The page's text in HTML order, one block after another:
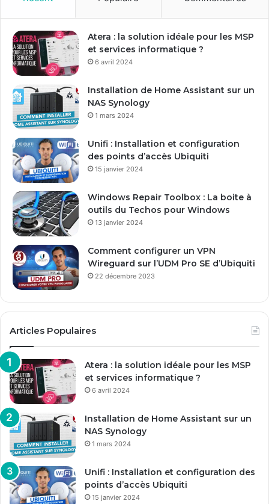
r
e
a
d
s
e
m
a
Atera : la solution idéale pour les MSP
et services informatique ?
6 avril 2024
Installation de Home Assistant sur un
NAS Synology
1 mars 2024
Unifi : Installation et configuration
des points d’accès Ubiquiti
15 janvier 2024
Windows Repair Toolbox : La boite à
outils du Techos pour Windows
13 janvier 2024
Comment configurer un VPN
Wireguard sur l’UDM Pro SE d’Ubiquiti
22 décembre 2023
Articles Populaires
Atera : la solution idéale pour les MSP
et services informatique ?
6 avril 2024
Installation de Home Assistant sur un
NAS Synology
1 mars 2024
Unifi : Installation et configuration des
points d’accès Ubiquiti
15 janvier 2024